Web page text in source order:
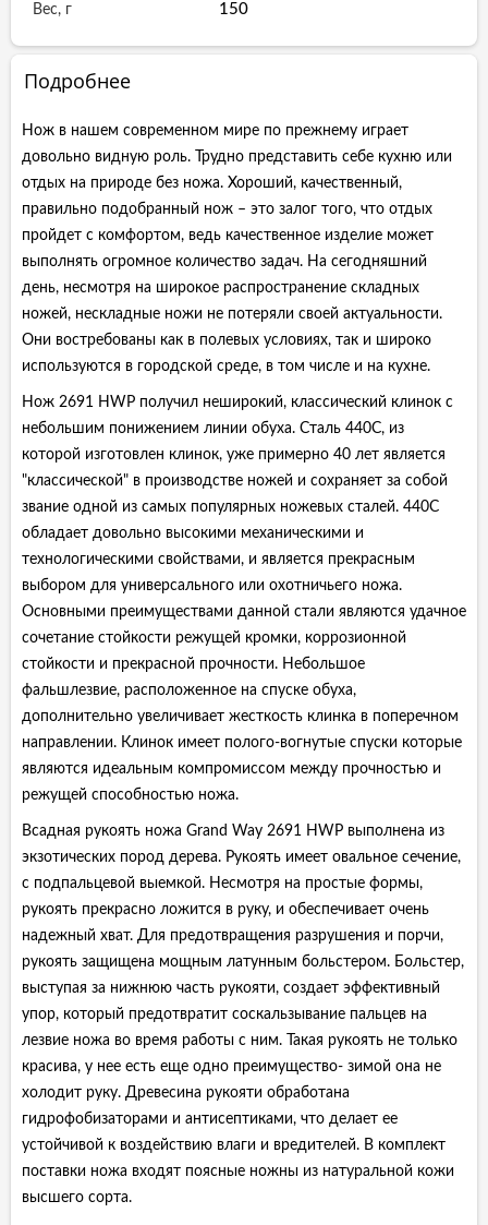
Вес, г 150
Подробнее
Нож в нашем современном мире по прежнему играет
довольно видную роль. Трудно представить себе кухню или
отдых на природе без ножа. Хороший, качественный,
правильно подобранный нож – это залог того, что отдых
пройдет с комфортом, ведь качественное изделие может
выполнять огромное количество задач. На сегодняшний
день, несмотря на широкое распространение складных
ножей, нескладные ножи не потеряли своей актуальности.
Они востребованы как в полевых условиях, так и широко
используются в городской среде, в том числе и на кухне.
Нож 2691 HWP получил неширокий, классический клинок с
небольшим понижением линии обуха. Сталь 440С, из
которой изготовлен клинок, уже примерно 40 лет является
"классической" в производстве ножей и сохраняет за собой
звание одной из самых популярных ножевых сталей. 440C
обладает довольно высокими механическими и
технологическими свойствами, и является прекрасным
выбором для универсального или охотничьего ножа.
Основными преимуществами данной стали являются удачное
сочетание стойкости режущей кромки, коррозионной
стойкости и прекрасной прочности. Небольшое
фальшлезвие, расположенное на спуске обуха,
дополнительно увеличивает жесткость клинка в поперечном
направлении. Клинок имеет полого-вогнутые спуски которые
являются идеальным компромиссом между прочностью и
режущей способностью ножа.
Всадная рукоять ножа Grand Way 2691 HWP выполнена из
экзотических пород дерева. Рукоять имеет овальное сечение,
с подпальцевой выемкой. Несмотря на простые формы,
рукоять прекрасно ложится в руку, и обеспечивает очень
надежный хват. Для предотвращения разрушения и порчи,
рукоять защищена мощным латунным больстером. Больстер,
выступая за нижнюю часть рукояти, создает эффективный
упор, который предотвратит соскальзывание пальцев на
лезвие ножа во время работы с ним. Такая рукоять не только
красива, у нее есть еще одно преимущество- зимой она не
холодит руку. Древесина рукояти обработана
гидрофобизаторами и антисептиками, что делает ее
устойчивой к воздействию влаги и вредителей. В комплект
поставки ножа входят поясные ножны из натуральной кожи
высшего сорта.